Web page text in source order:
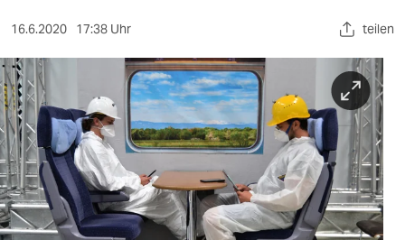
sport
berlin
nord
wahrheit
verlag
16.6.2020 17:38 Uhr teilen